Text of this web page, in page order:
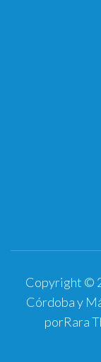
Copyright ©
Córdoba y
porRara